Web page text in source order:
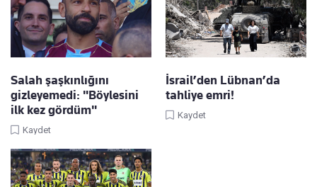
Salah şaşkınlığını
gizleyemedi: "Böylesini
ilk kez gördüm"
Kaydet
İsrail’den Lübnan’da
tahliye emri!
Kaydet